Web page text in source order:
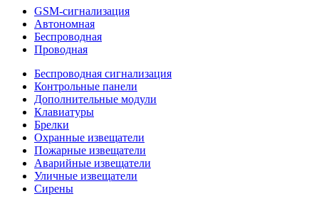
GSM-сигнализация
Автономная
Беспроводная
Проводная
Беспроводная сигнализация
Контрольные панели
Дополнительные модули
Клавиатуры
Брелки
Охранные извещатели
Пожарные извещатели
Аварийные извещатели
Уличные извещатели
Сирены